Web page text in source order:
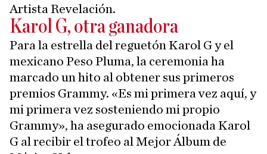
Artista Revelación.
Karol G, otra ganadora
Para la estrella del reguetón Karol G y el
mexicano Peso Pluma, la ceremonia ha
marcado un hito al obtener sus primeros
premios Grammy. «Es mi primera vez aquí, y
mi primera vez sosteniendo mi propio
Grammy», ha asegurado emocionada Karol
G al recibir el trofeo al Mejor Álbum de